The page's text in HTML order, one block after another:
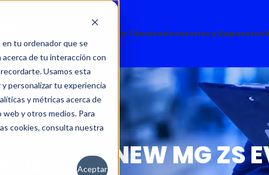
tu ordenador que se
de tu interacción con
Usamos esta
personalizar tu experiencia
y métricas acerca de
y otros medios. Para
cookies, consulta nuestra
Aceptar
Servicio TécnicoAccesorios y Repuestos
NEW MG ZS